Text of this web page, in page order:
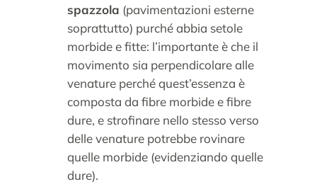
spazzola (pavimentazioni esterne
soprattutto) purché abbia setole
morbide e fitte: l’importante è che il
movimento sia perpendicolare alle
venature perché quest’essenza è
composta da fibre morbide e fibre
dure, e strofinare nello stesso verso
delle venature potrebbe rovinare
quelle morbide (evidenziando quelle
dure).